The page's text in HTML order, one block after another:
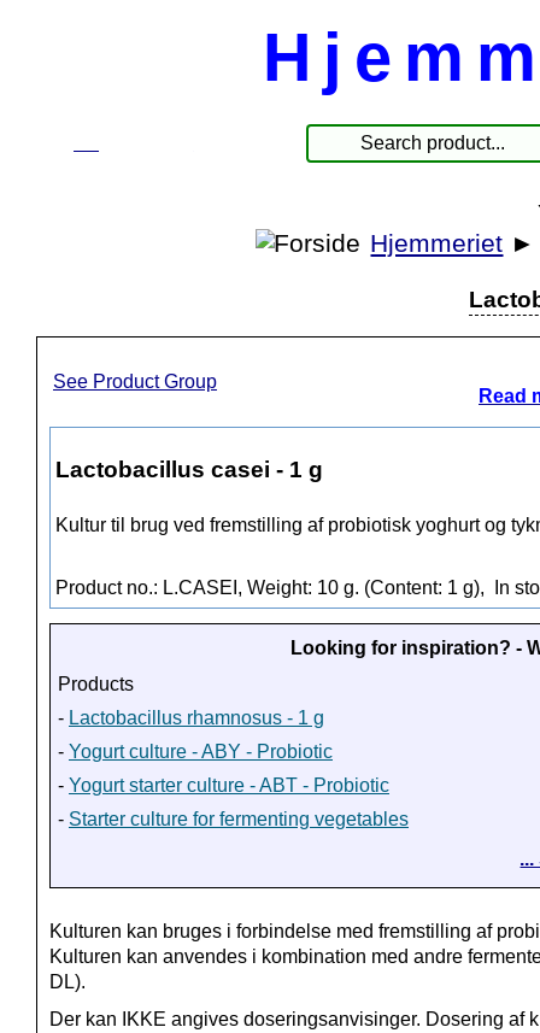
Hjemmeriet
See Product Group
Read
Lactobacillus casei - 1 g
Kultur til brug ved fremstilling af probiotisk yoghurt og
Product no.: L.CASEI, Weight: 10 g. (Content: 1 g), In
Looking for inspiration? -
Products
- Lactobacillus rhamnosus - 1 g
- Yogurt culture - ABY - Probiotic
- Yogurt starter culture - ABT - Probiotic
- Starter culture for fermenting vegetables
Kulturen kan bruges i forbindelse med fremstilling af
Kulturen kan anvendes i kombination med andre
DL).
Der kan IKKE angives doseringsanvisinger. Dosering